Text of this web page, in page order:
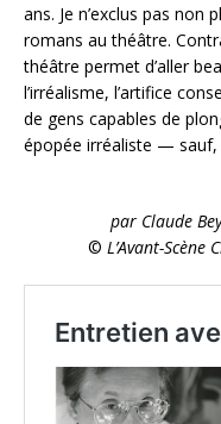
ans. Je n’exclus pas non
romans au théâtre.
théâtre permet d’aller
l’irréalisme, l’artifice
de gens capables de
épopée irréaliste — sauf,
par Claude
© L’Avant-Scène